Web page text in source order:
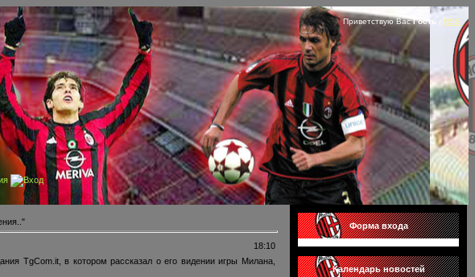
Приветствую ВасГость RSS
Вход
18:10
TgCom.it, в котором рассказал о его видении игры Милана,
Форма входа
Календарь новостей